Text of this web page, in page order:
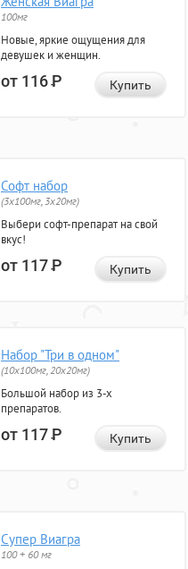
100мг
Новые, яркие ощущения для
девушек и женщин.
от 116Р Купить
Софт набор
(3x100мг, 3x20мг)
Выбери софт-препарат на свой
вкус!
от 117Р Купить
Набор "Три в одном"
(10x100мг, 20x20мг)
Большой набор из 3-х
препаратов.
от 117Р Купить
Супер Виагра
100 + 60 мг